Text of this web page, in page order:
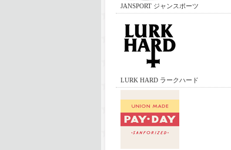
JANSPORT ジャンスポーツ
LURK HARD ラークハード